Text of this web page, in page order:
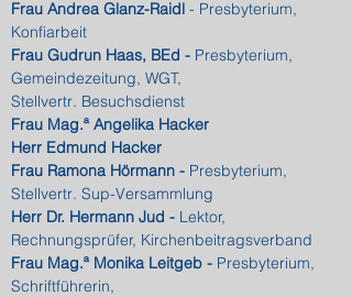
Frau Andrea Glanz-Raidl - Presbyterium,
Konfiarbeit
Frau Gudrun Haas, BEd - Presbyterium,
Gemeindezeitung, WGT,
Stellvertr. Besuchsdienst
Frau Mag.ª Angelika Hacker
Herr Edmund Hacker
Frau Ramona Hörmann - Presbyterium,
Stellvertr. Sup-Versammlung
Herr Dr. Hermann Jud - Lektor,
Rechnungsprüfer, Kirchenbeitragsverband
Frau Mag.ª Monika Leitgeb - Presbyterium,
Schriftführerin,